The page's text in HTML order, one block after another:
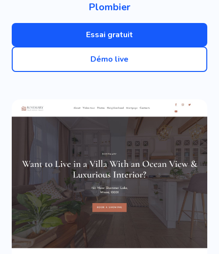
Plombier
Essai gratuit
Démo live